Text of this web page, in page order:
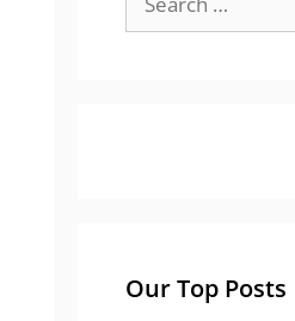
for:
Our Top Posts